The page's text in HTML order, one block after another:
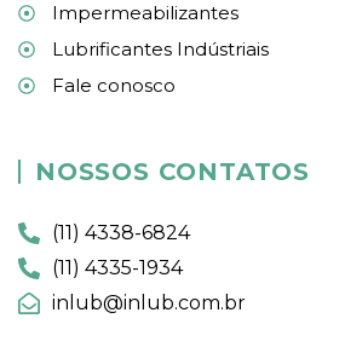
Impermeabilizantes
Lubrificantes Indústriais
Fale conosco
NOSSOS CONTATOS
(11) 4338-6824
(11) 4335-1934
inlub@inlub.com.br